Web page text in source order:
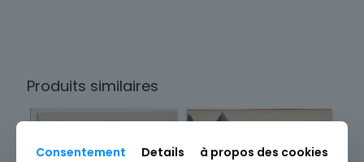
Produits similaires
Consentement Details à propos des cookies